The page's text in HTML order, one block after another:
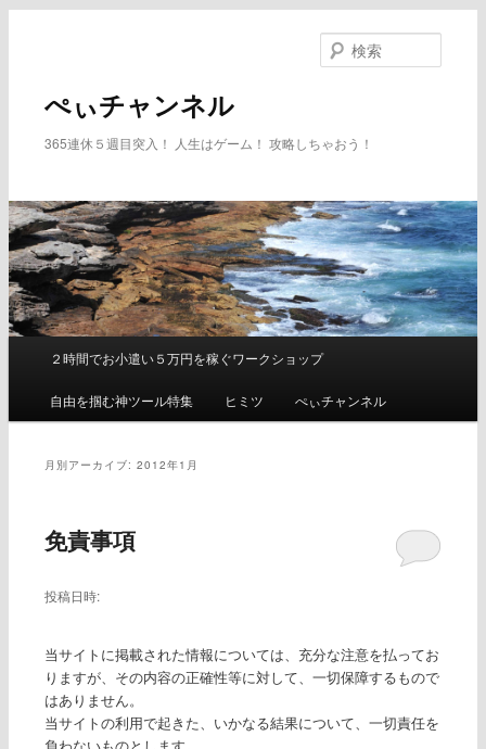
へ
移
動
移
動
ぺぃチャンネル
365連休５週目突入！ 人生はゲーム！ 攻略しちゃおう！
メ
２時間でお小遣い５万円を稼ぐワークショップ
自由を掴む神ツール特集 ヒミツ ぺぃチャンネル
月別アーカイブ: 2012年1月
免責事項
投稿日時:
当サイトに掲載された情報については、充分な注意を払ってお
りますが、その内容の正確性等に対して、一切保障するもので
はありません。
当サイトの利用で起きた、いかなる結果について、一切責任を